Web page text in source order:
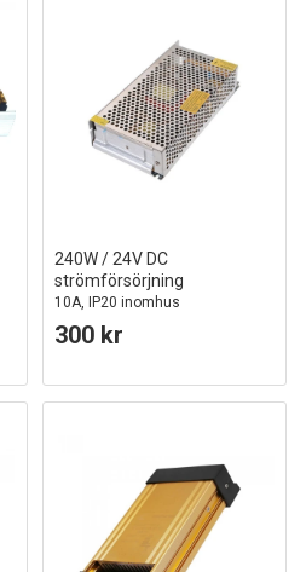
240W / 24V DC
strömförsörjning
10A, IP20 inomhus
300 kr